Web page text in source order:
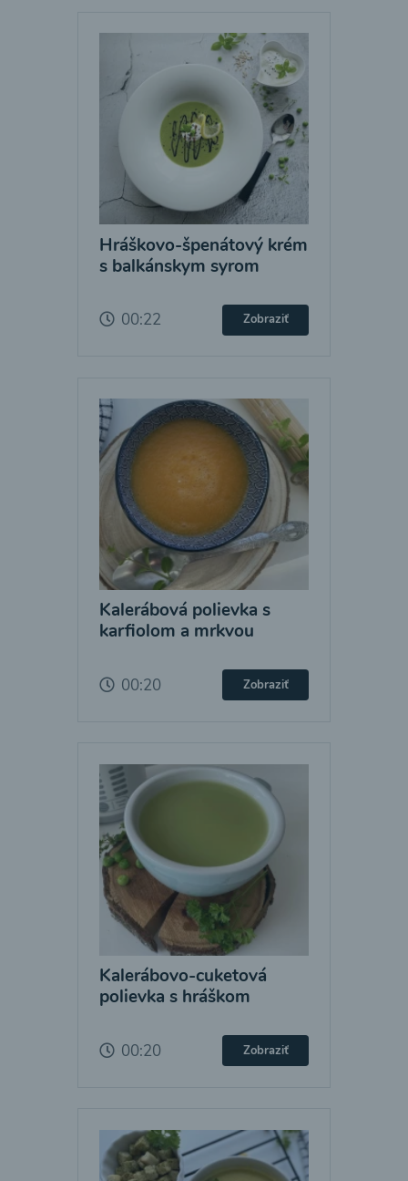
Hráškovo-špenátový krém
s balkánskym syrom
00:22 Zobraziť
Kalerábová polievka s
karfiolom a mrkvou
00:20 Zobraziť
Kalerábovo-cuketová
polievka s hráškom
00:20 Zobraziť